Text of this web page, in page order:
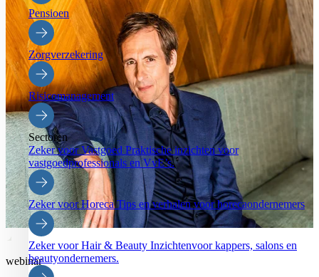
Pensioen
Zorgverzekering
Risicomanagement
Sectoren
Zeker voor Vastgoed Praktische inzichten voor
vastgoedprofessionals en VvE’s.
Zeker voor HorecaTips en verhalen voor horecaondernemers
Zeker voor Hair & Beauty Inzichtenvoor kappers, salons en
beautyondernemers.
webinar